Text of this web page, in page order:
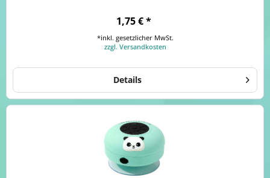
1,75 € *
*inkl. gesetzlicher MwSt.
zzgl. Versandkosten
Details